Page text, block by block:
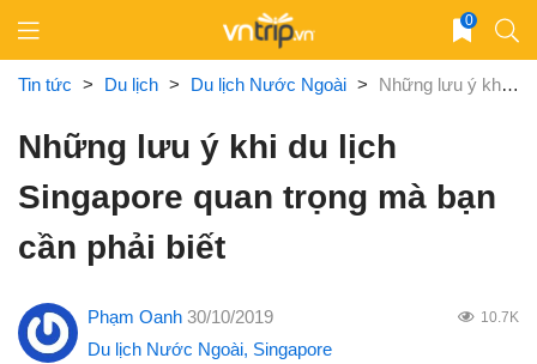
content
0
Tin tức > Du lịch > Du lịch Nước Ngoài > Những lưu ý khi du lịch Singapore quan trọng mà bạn cần phải biết
Những lưu ý khi du lịch
Singapore quan trọng mà bạn
cần phải biết
Phạm Oanh 30/10/2019 10.7K
Du lịch Nước Ngoài, Singapore